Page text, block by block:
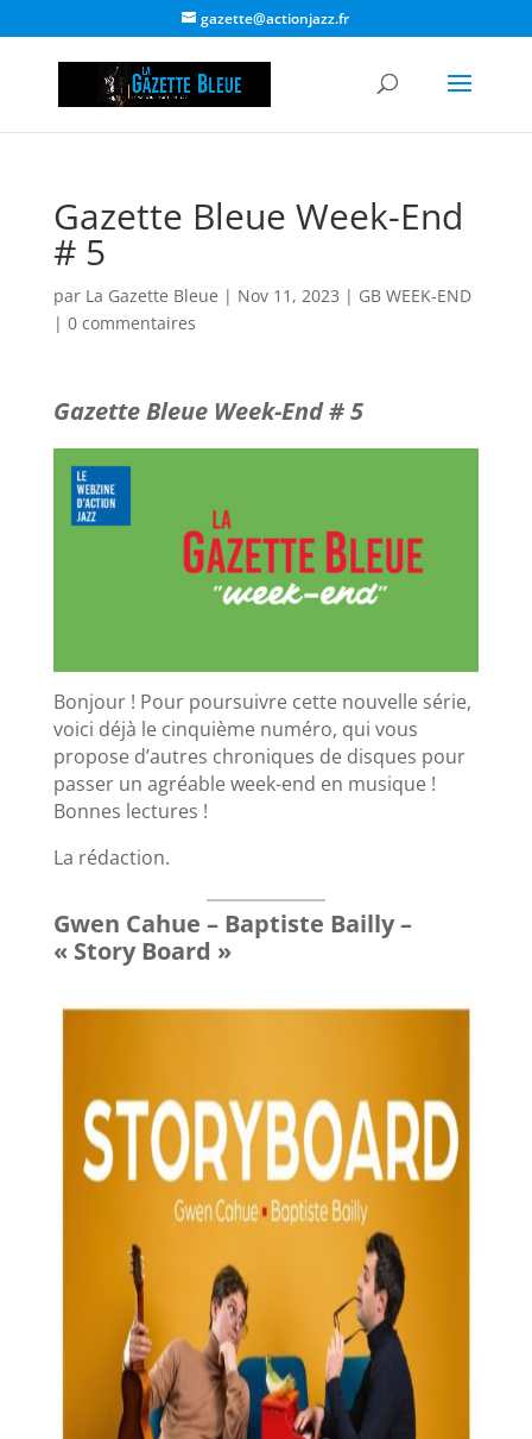
gazette@actionjazz.fr
Gazette Bleue Week-End
# 5
par La Gazette Bleue | Nov 11, 2023 | GB WEEK-END
| 0 commentaires
Gazette Bleue Week-End # 5
Bonjour ! Pour poursuivre cette nouvelle série,
voici déjà le cinquième numéro, qui vous
propose d’autres chroniques de disques pour
passer un agréable week-end en musique !
Bonnes lectures !
La rédaction.
Gwen Cahue – Baptiste Bailly –
« Story Board »